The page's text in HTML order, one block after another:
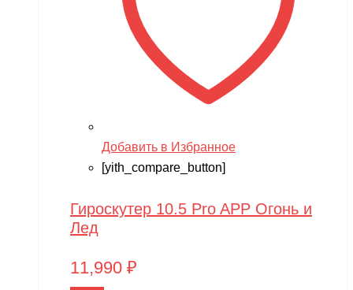
Добавить в Избранное
[yith_compare_button]
Гироскутер 10.5 Pro APP Огонь и
Лед
11,990 ₽